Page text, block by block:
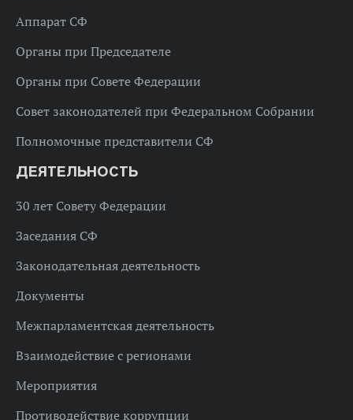
Аппарат СФ
Органы при Председателе
Органы при Совете Федерации
Совет законодателей при Федеральном Собрании
Полномочные представители СФ
ДЕЯТЕЛЬНОСТЬ
30 лет Совету Федерации
Заседания СФ
Законодательная деятельность
Документы
Межпарламентская деятельность
Взаимодействие с регионами
Мероприятия
Противодействие коррупции